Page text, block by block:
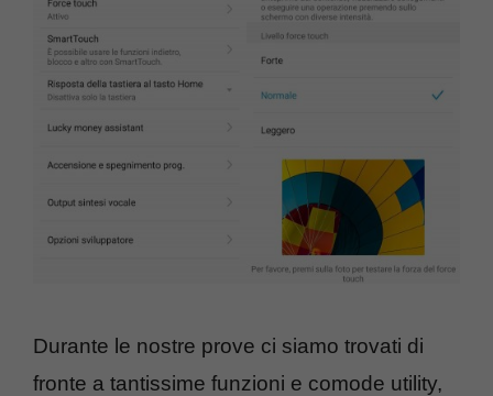
Durante le nostre prove ci siamo trovati di
fronte a tantissime funzioni e comode utility,